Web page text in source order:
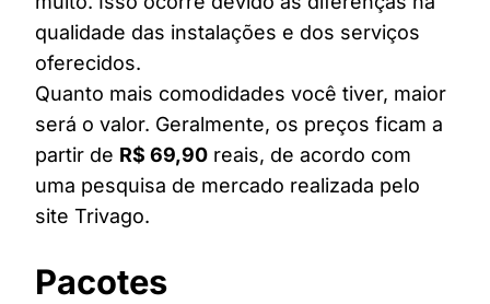
qualidade das instalações e dos serviços
oferecidos.
Quanto mais comodidades você tiver, maior
será o valor. Geralmente, os preços ficam a
partir de R$ 69,90 reais, de acordo com
uma pesquisa de mercado realizada pelo
site Trivago.
Pacotes